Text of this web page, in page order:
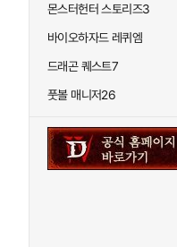
몬스터헌터 스토리즈3
바이오하자드 레퀴엠
드래곤 퀘스트7
풋볼 매니저26